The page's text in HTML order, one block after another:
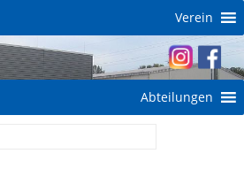
Verein
Abteilungen